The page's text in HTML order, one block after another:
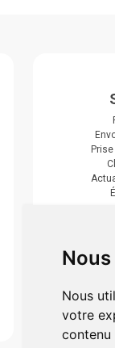
Nous
votre
contenu